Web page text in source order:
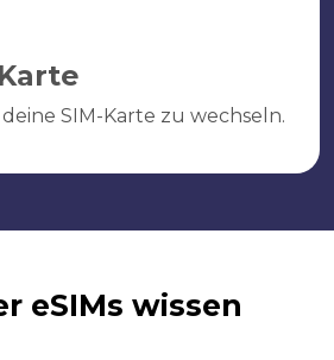
SIM-Karte zu wechseln.
eSIMs wissen